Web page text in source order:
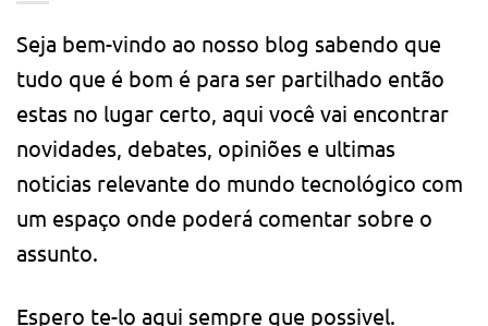
Seja bem-vindo ao nosso blog sabendo que
tudo que é bom é para ser partilhado então
estas no lugar certo, aqui você vai encontrar
novidades, debates, opiniões e ultimas
noticias relevante do mundo tecnológico com
um espaço onde poderá comentar sobre o
assunto.
Espero te-lo aqui sempre que possivel.